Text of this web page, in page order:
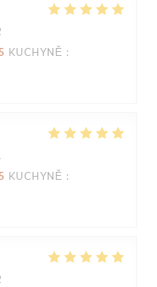
KUCHYNĚ :
KUCHYNĚ :